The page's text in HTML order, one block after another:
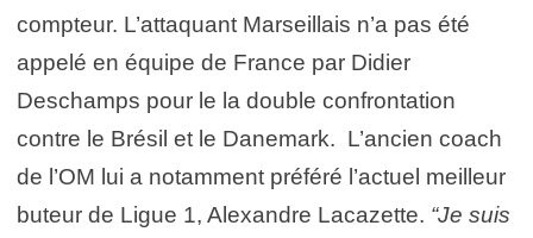
compteur. L’attaquant Marseillais n’a pas été
appelé en équipe de France par Didier
Deschamps pour le la double confrontation
contre le Brésil et le Danemark. L’ancien coach
de l’OM lui a notamment préféré l’actuel meilleur
buteur de Ligue 1, Alexandre Lacazette. “Je suis